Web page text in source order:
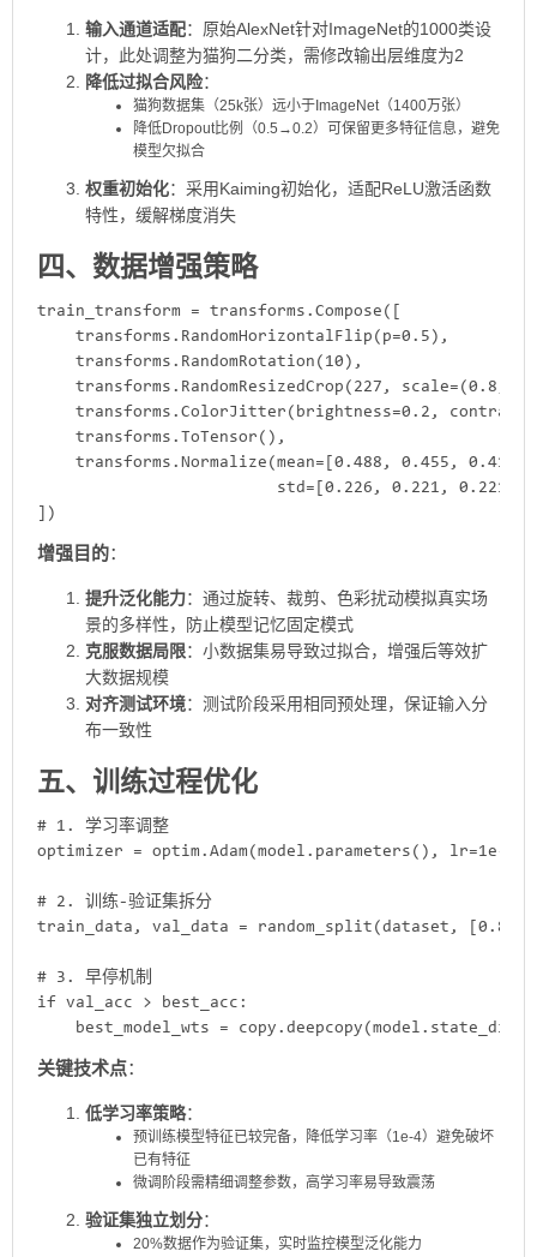
​输入通道适配​​：原始AlexNet针对ImageNet的1000类设
计，此处调整为猫狗二分类，需修改输出层维度为2
​降低过拟合风险​​：
猫狗数据集（25k张）远小于ImageNet（1400万张）
降低Dropout比例（0.5→0.2）可保留更多特征信息，避免
模型欠拟合
​权重初始化​​：采用Kaiming初始化，适配ReLU激活函数
特性，缓解梯度消失
四、数据增强策略
train_transform = transforms.Compose([
    transforms.RandomHorizontalFlip(p=0.5),
    transforms.RandomRotation(10),
transforms.RandomResizedCrop(227, scale=(0.8,
transforms.ColorJitter(brightness=0.2,
    transforms.ToTensor(),
transforms.Normalize(mean=[0.488, 0.455,
                         std=[0.226, 0.221, 0.221])
])
​增强目的​​：
​提升泛化能力​​：通过旋转、裁剪、色彩扰动模拟真实场
景的多样性，防止模型记忆固定模式
​克服数据局限​​：小数据集易导致过拟合，增强后等效扩
大数据规模
​对齐测试环境​​：测试阶段采用相同预处理，保证输入分
布一致性
五、训练过程优化
# 1. 学习率调整
optimizer = optim.Adam(model.parameters(), lr=1e-4)
# 2. 训练-验证集拆分
train_data, val_data = random_split(dataset, [0.8,
# 3. 早停机制
if val_acc > best_acc:
best_model_wts =
​关键技术点​​：
​低学习率策略​​：
预训练模型特征已较完备，降低学习率（1e-4）避免破坏
已有特征
微调阶段需精细调整参数，高学习率易导致震荡
​验证集独立划分​​：
20%数据作为验证集，实时监控模型泛化能力